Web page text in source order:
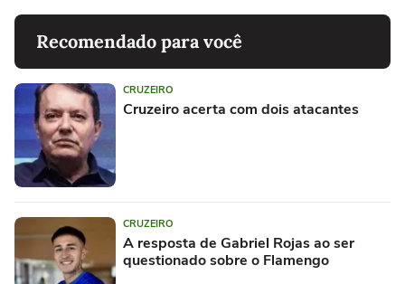
Recomendado para você
CRUZEIRO
Cruzeiro acerta com dois atacantes
CRUZEIRO
A resposta de Gabriel Rojas ao ser
questionado sobre o Flamengo